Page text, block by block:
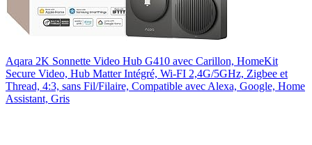
Aqara 2K Sonnette Video Hub G410 avec Carillon, HomeKit
Secure Video, Hub Matter Intégré, Wi-FI 2,4G/5GHz, Zigbee et
Thread, 4:3, sans Fil/Filaire, Compatible avec Alexa, Google, Home
Assistant, Gris